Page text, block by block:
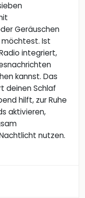
Geräuschen
Ist
integriert,
kannst. Das
deinen Schlaf
hilft, zur Ruhe
aktivieren,
nutzen.